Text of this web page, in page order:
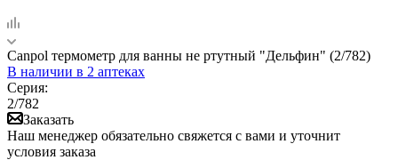
Canpol термометр для ванны не ртутный "Дельфин" (2/782)
В наличии в 2 аптеках
Серия:
2/782
Заказать
Наш менеджер обязательно свяжется с вами и уточнит
условия заказа